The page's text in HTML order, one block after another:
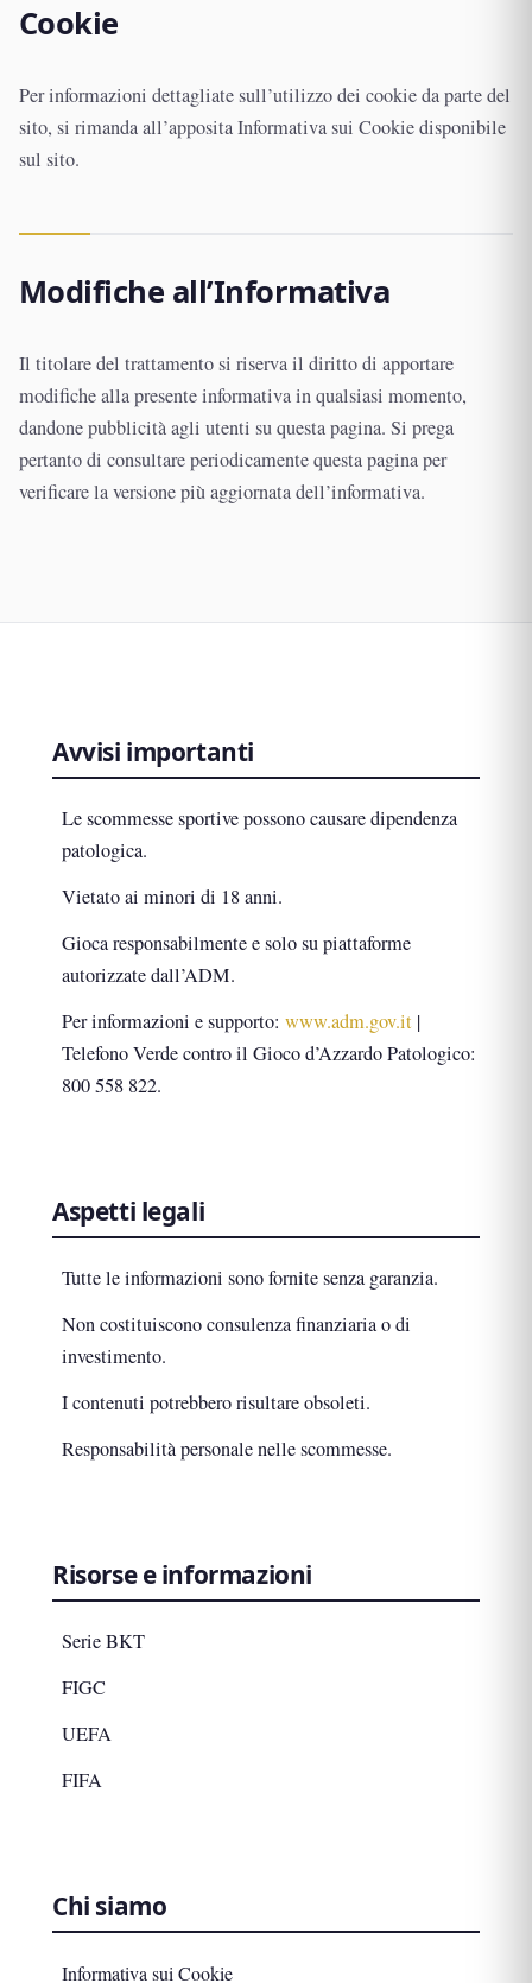
Cookie
Per informazioni dettagliate sull’utilizzo dei cookie da parte del
sito, si rimanda all’apposita Informativa sui Cookie disponibile
sul sito.
Modifiche all’Informativa
Il titolare del trattamento si riserva il diritto di apportare
modifiche alla presente informativa in qualsiasi momento,
dandone pubblicità agli utenti su questa pagina. Si prega
pertanto di consultare periodicamente questa pagina per
verificare la versione più aggiornata dell’informativa.
Avvisi importanti
Le scommesse sportive possono causare dipendenza
patologica.
Vietato ai minori di 18 anni.
Gioca responsabilmente e solo su piattaforme
autorizzate dall’ADM.
Per informazioni e supporto: www.adm.gov.it |
Telefono Verde contro il Gioco d’Azzardo Patologico:
800 558 822.
Aspetti legali
Tutte le informazioni sono fornite senza garanzia.
Non costituiscono consulenza finanziaria o di
investimento.
I contenuti potrebbero risultare obsoleti.
Responsabilità personale nelle scommesse.
Risorse e informazioni
Serie BKT
FIGC
UEFA
FIFA
Chi siamo
Informativa sui Cookie